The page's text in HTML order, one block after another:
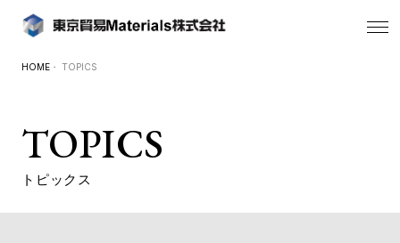
HOME・ TOPICS
TOPICS
トピックス